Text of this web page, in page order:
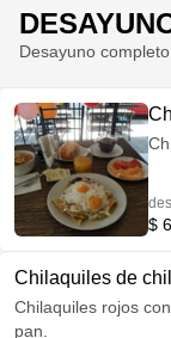
Desayuno
$
Chilaquiles de
Chilaquiles rojos
pan.